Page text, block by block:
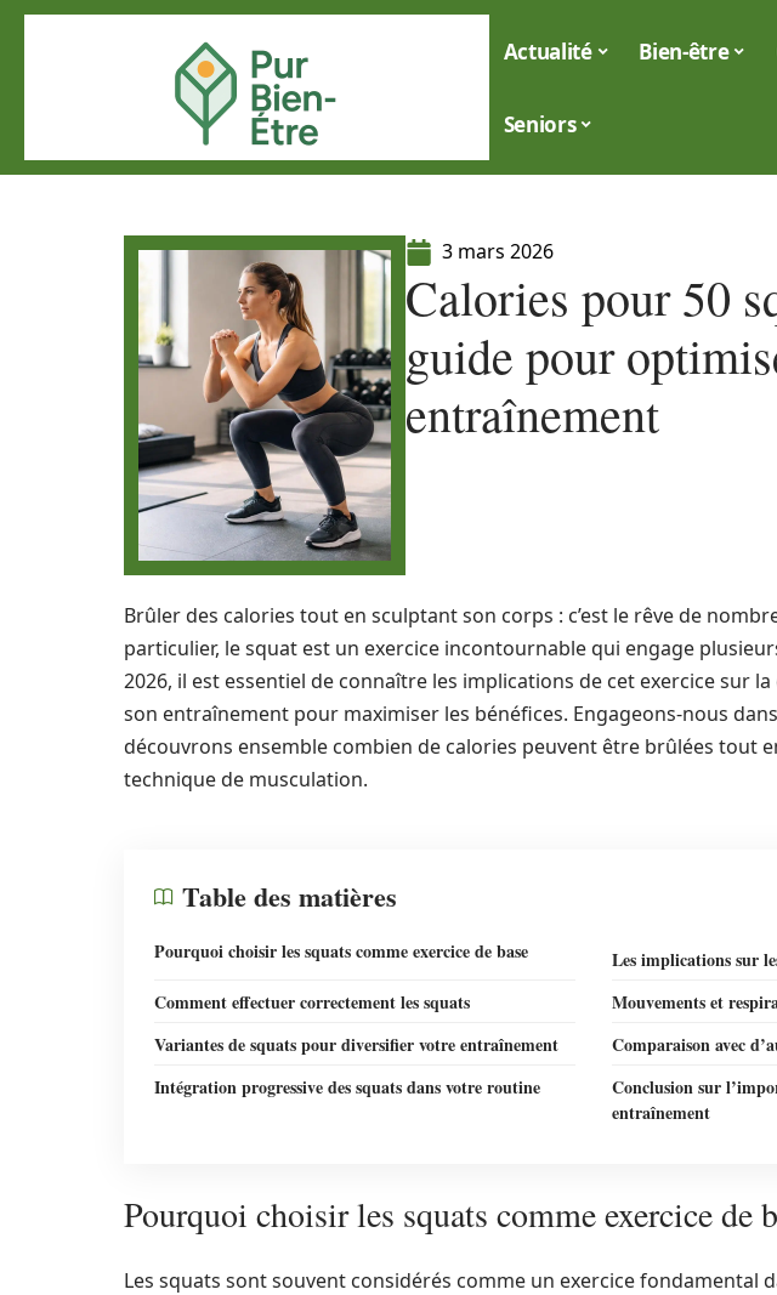
Actualité Bien-être
Seniors
3 mars 2026
Calories pour 50
guide pour
entraînement
Brûler des calories tout en sculptant son corps : c’est le rêve de
particulier, le squat est un exercice incontournable qui engage
2026, il est essentiel de connaître les implications de cet exercice sur
son entraînement pour maximiser les bénéfices. Engageons-nous
découvrons ensemble combien de calories peuvent être brûlées tout
technique de musculation.
Table des matières
Pourquoi choisir les squats comme exercice de base
Les implications sur
Comment effectuer correctement les squats
Mouvements et
Variantes de squats pour diversifier votre entraînement
Comparaison avec
Intégration progressive des squats dans votre routine
Conclusion sur
entraînement
Pourquoi choisir les squats comme exercice de
Les squats sont souvent considérés comme un exercice fondamental